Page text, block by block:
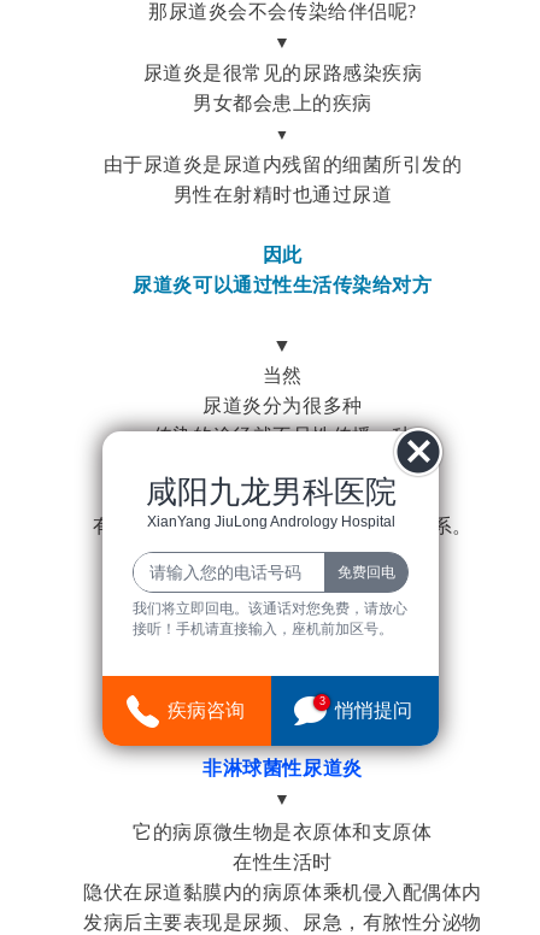
那尿道炎会不会传染给伴侣呢?
▼
尿道炎是很常见的尿路感染疾病
男女都会患上的疾病
▼
由于尿道炎是尿道内残留的细菌所引发的
男性在射精时也通过尿道
因此
尿道炎可以通过性生活传染给对方
▼
当然
尿道炎分为很多种
传染的途径就不只性传播一种
要根据尿道炎的类型来确定
有的尿道炎与自己的日常卫生脱不开关系。
﹀
﹀
传染性比较强的尿道炎有哪些?
非淋球菌性尿道炎
▼
它的病原微生物是衣原体和支原体
在性生活时
隐伏在尿道黏膜内的病原体乘机侵入配偶体内
发病后主要表现是尿频、尿急，有脓性分泌物
咸阳九龙男科医院
XianYang JiuLong Andrology Hospital
我们将立即回电。该通话对您免费，请放心
接听！手机请直接输入，座机前加区号。
疾病咨询 3 悄悄提问